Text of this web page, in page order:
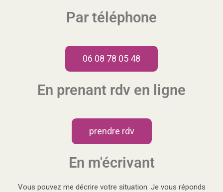
Par téléphone
06 08 78 05 48
En prenant rdv en ligne
prendre rdv
En m'écrivant
Vous pouvez me décrire votre situation. Je vous réponds